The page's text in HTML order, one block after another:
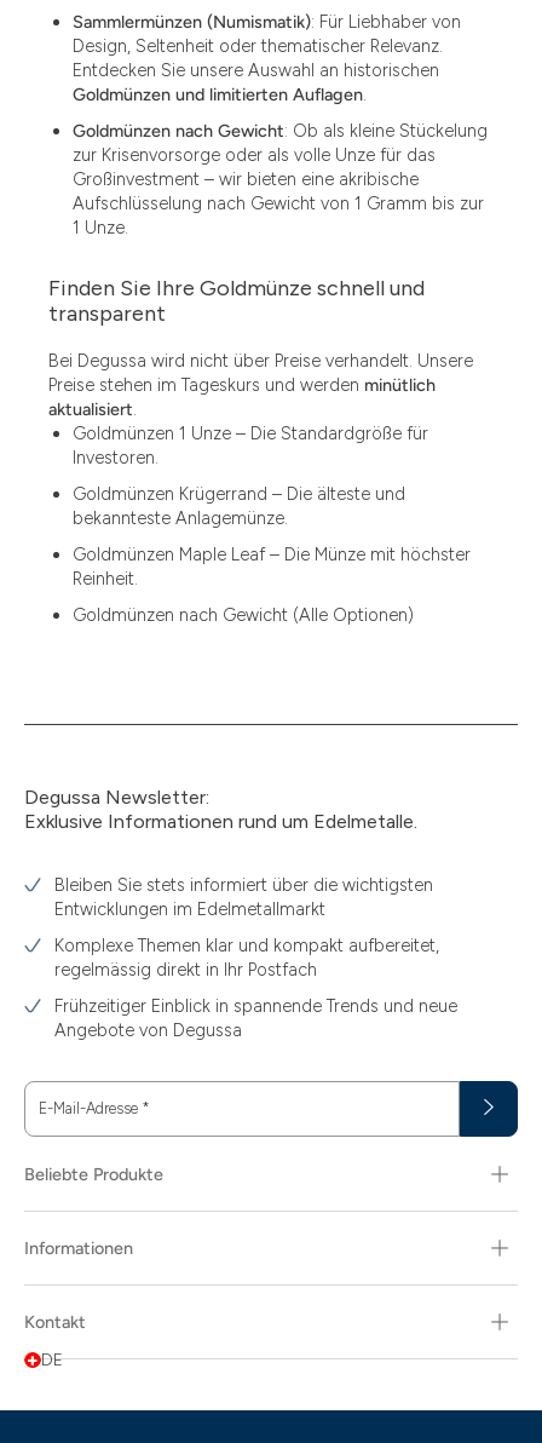
15
15.55
15.60
Sammlermünzen (Numismatik): Für Liebhaber von
Design, Seltenheit oder thematischer Relevanz.
Entdecken Sie unsere Auswahl an historischen
Goldmünzen und limitierten Auflagen.
Goldmünzen nach Gewicht: Ob als kleine Stückelung
zur Krisenvorsorge oder als volle Unze für das
Großinvestment – wir bieten eine akribische
Aufschlüsselung nach Gewicht von 1 Gramm bis zur
1 Unze.
Finden Sie Ihre Goldmünze schnell und
transparent
Bei Degussa wird nicht über Preise verhandelt. Unsere
Preise stehen im Tageskurs und werden minütlich
aktualisiert.
Goldmünzen 1 Unze – Die Standardgröße für
Investoren.
Goldmünzen Krügerrand – Die älteste und
bekannteste Anlagemünze.
Goldmünzen Maple Leaf – Die Münze mit höchster
Reinheit.
Goldmünzen nach Gewicht (Alle Optionen)
Degussa Newsletter:
Exklusive Informationen rund um Edelmetalle.
Bleiben Sie stets informiert über die wichtigsten
Entwicklungen im Edelmetallmarkt
Komplexe Themen klar und kompakt aufbereitet,
regelmässig direkt in Ihr Postfach
Frühzeitiger Einblick in spannende Trends und neue
Angebote von Degussa
E-Mail-Adresse *
Beliebte Produkte
Informationen
Kontakt
DE